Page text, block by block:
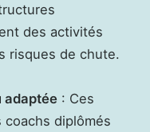
des activités
risques de chute.
adaptée: Ces
coachs diplômés